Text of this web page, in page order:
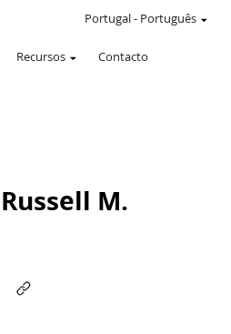
Recursos Contacto
Portugal- Português
M.